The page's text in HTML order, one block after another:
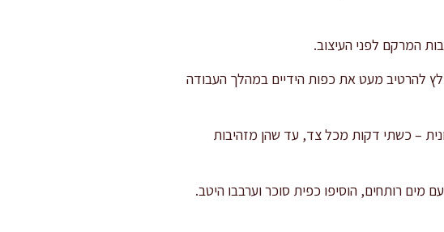
אפייה. מומלץ להרטיב מעט את כפות הידיים במהלך העבודה
– כשתי דקות מכל צד, עד שהן מזהיבות
רותחים, הוסיפו כפית סוכר וערבבו היטב.